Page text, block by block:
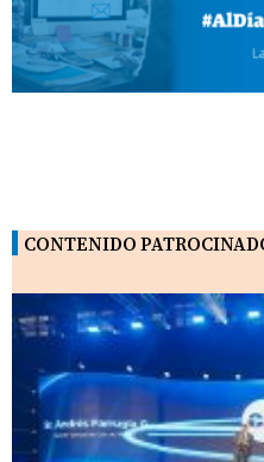
CONTENIDO